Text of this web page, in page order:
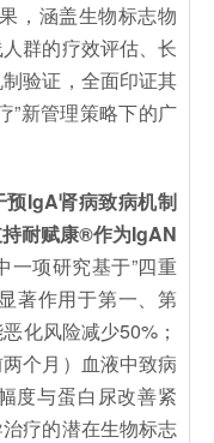
，涵盖生物标志物
群的疗效评估、长
验证，全面印证其
”新管理策略下的广
IgA肾病致病机制
耐赋康®作为IgAN
一项研究基于”四重
著作用于第一、第
化风险减少50%；
个月）血液中致病
度与蛋白尿改善紧
疗的潜在生物标志